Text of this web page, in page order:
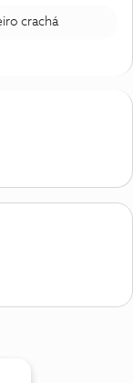
crachá